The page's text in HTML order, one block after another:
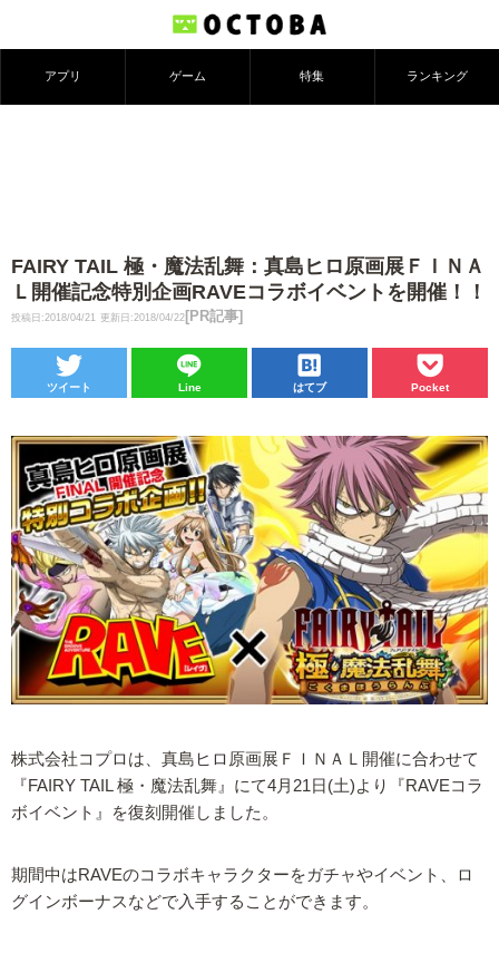
アプリ ゲーム 特集 ランキング
FAIRY TAIL 極・魔法乱舞：真島ヒロ原画展ＦＩＮＡ
Ｌ開催記念特別企画RAVEコラボイベントを開催！！
投稿日:2018/04/21 更新日:2018/04/22 [PR記事]
ツイート Line はてブ Pocket
株式会社コプロは、真島ヒロ原画展ＦＩＮＡＬ開催に合わせて
『FAIRY TAIL 極・魔法乱舞』にて4月21日(土)より『RAVEコラ
ボイベント』を復刻開催しました。
期間中はRAVEのコラボキャラクターをガチャやイベント、ロ
グインボーナスなどで入手することができます。